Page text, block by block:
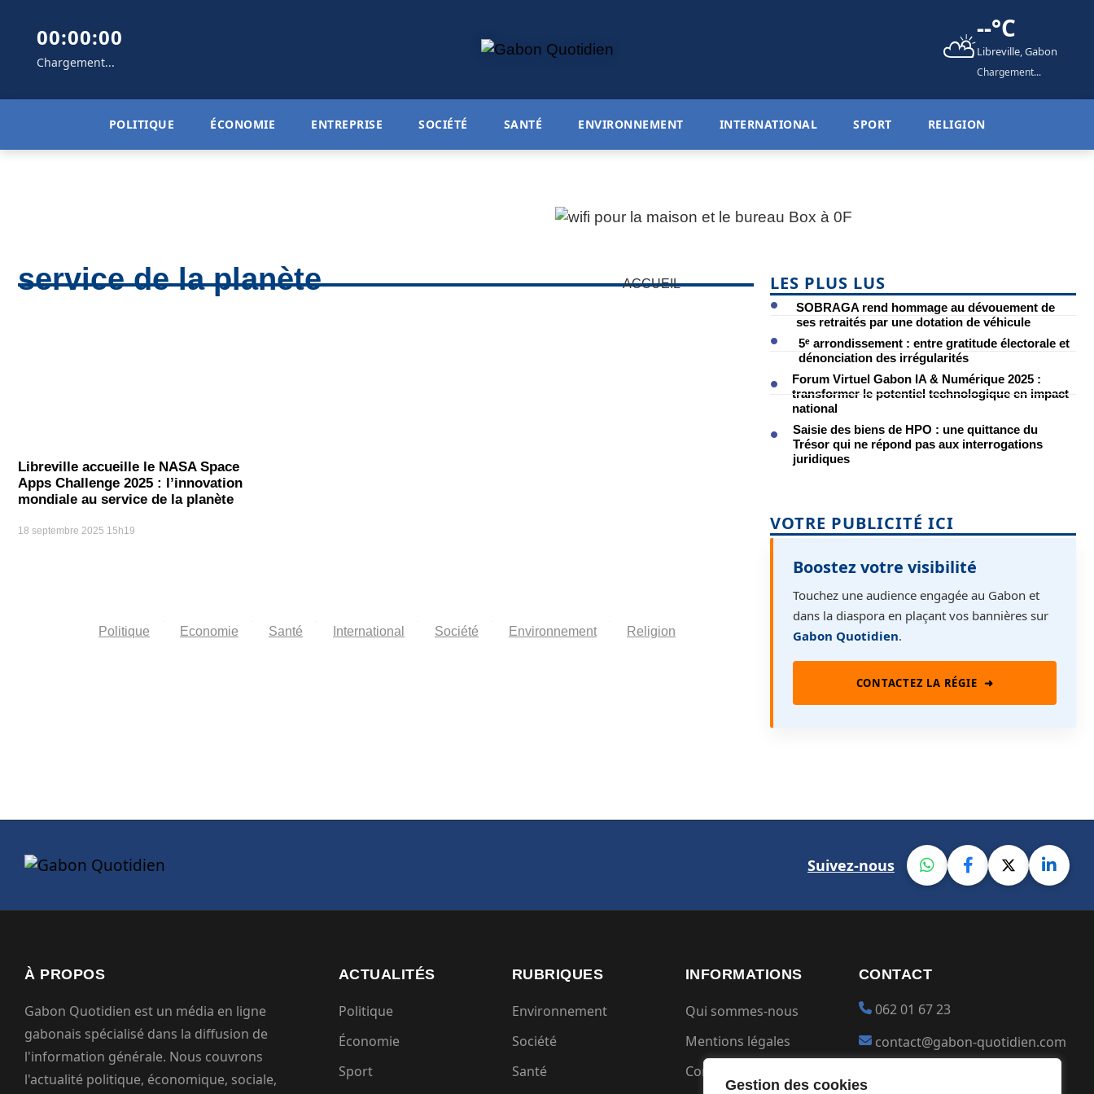
Gestion des cookies
00:00:00
Chargement... ⛅--°C
Libreville, Gabon
Chargement...
POLITIQUE ÉCONOMIE ENTREPRISE SOCIÉTÉ SANTÉ ENVIRONNEMENT INTERNATIONAL SPORT RELIGION
ACCUEIL
service de la planète
Libreville accueille le NASA Space
Apps Challenge 2025 : l’innovation
mondiale au service de la planète
18 septembre 2025 15h19
Politique Economie Santé International Société Environnement Religion
LES PLUS LUS
SOBRAGA rend hommage au dévouement de
ses retraités par une dotation de véhicule
5ᵉ arrondissement : entre gratitude électorale et
dénonciation des irrégularités
Forum Virtuel Gabon IA & Numérique 2025 :
transformer le potentiel technologique en impact
national
Saisie des biens de HPO : une quittance du
Trésor qui ne répond pas aux interrogations
juridiques
VOTRE PUBLICITÉ ICI
Boostez votre visibilité
Touchez une audience engagée au Gabon et
dans la diaspora en plaçant vos bannières sur
Gabon Quotidien.
CONTACTEZ LA RÉGIE ➜
Suivez-nous
À PROPOS
Gabon Quotidien est un média en ligne
gabonais spécialisé dans la diffusion de
l'information générale. Nous couvrons
l'actualité politique, économique, sociale,
ACTUALITÉS
Politique
Économie
Sport
RUBRIQUES
Environnement
Société
Santé
INFORMATIONS
Qui sommes-nous
Mentions légales
Conditions générales
CONTACT
062 01 67 23
contact@gabon-quotidien.com